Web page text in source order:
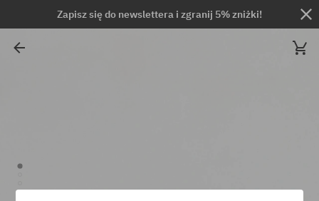
Zapisz się do newslettera i zgranij 5% zniżki!